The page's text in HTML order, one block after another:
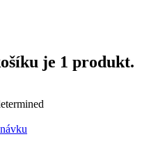
je 1 produkt.